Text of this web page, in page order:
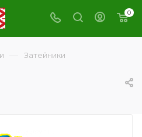
0
— Затейники